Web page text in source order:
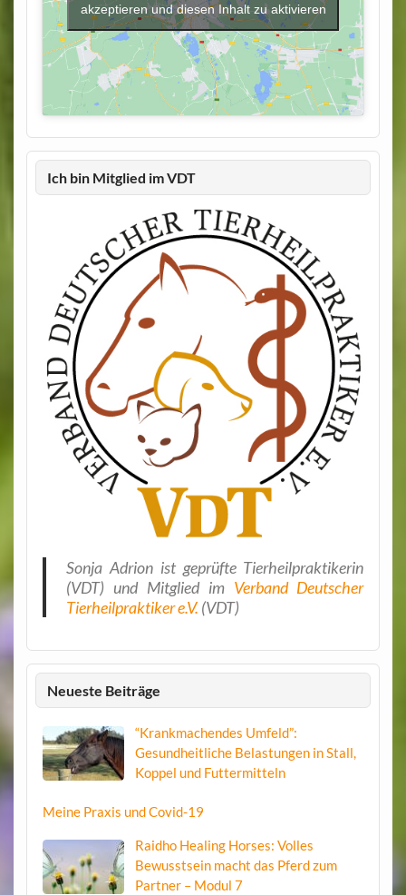
akzeptieren und diesen Inhalt zu aktivieren
Ich bin Mitglied im VDT
Sonja Adrion ist geprüfte Tierheilpraktikerin
(VDT) und Mitglied im Verband Deutscher
Tierheilpraktiker e.V. (VDT)
Neueste Beiträge
“Krankmachendes Umfeld”:
Gesundheitliche Belastungen in Stall,
Koppel und Futtermitteln
Meine Praxis und Covid-19
Raidho Healing Horses: Volles
Bewusstsein macht das Pferd zum
Partner – Modul 7